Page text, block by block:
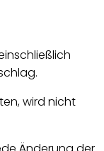
wird nicht